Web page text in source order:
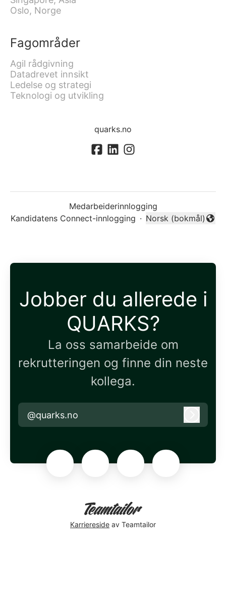
Oslo, Norge
Fagområder
Agil rådgivning
Datadrevet innsikt
Ledelse og strategi
Teknologi og utvikling
quarks.no
Medarbeiderinnlogging
Kandidatens Connect-innlogging ·
Endre språk
Norsk (bokmål)
Jobber du allerede i
QUARKS?
La oss samarbeide om
rekrutteringen og finne din neste
kollega.
@quarks.no
Karriereside av Teamtailor